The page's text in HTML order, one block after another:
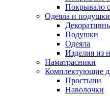
Покрывало
Одеяла и подушки
Подушки
Одеяла
Изделия из
Наматраcники
Комплектующие
Простыни
Наволочки